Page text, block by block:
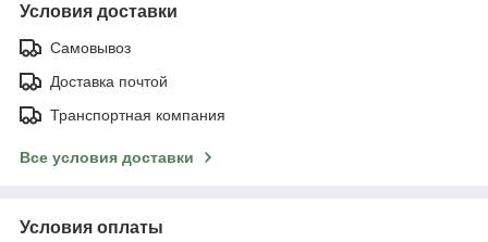
Условия доставки
Самовывоз
Доставка почтой
Транспортная компания
Все условия доставки
Условия оплаты